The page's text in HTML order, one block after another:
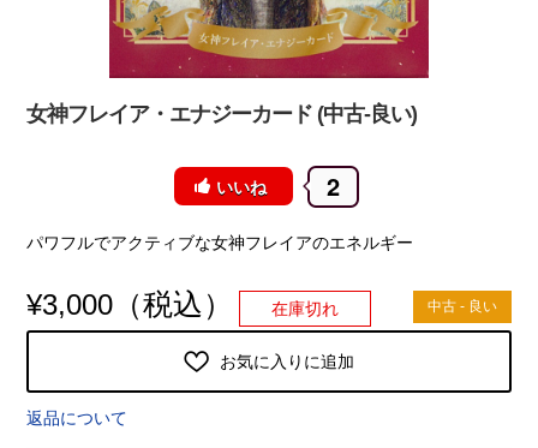
女神フレイア・エナジーカード (中古-良い)
いいね 2
パワフルでアクティブな女神フレイアのエネルギー
中古 - 良い
¥3,000 （税込） 在庫切れ
お気に入りに追加
返品について